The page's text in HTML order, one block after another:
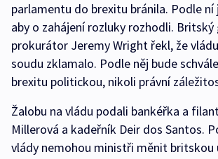
parlamentu do brexitu bránila. Podle ní
aby o zahájení rozluky rozhodli. Britský
prokurátor Jeremy Wright řekl, že
soudu zklamalo. Podle něj bude
brexitu politickou, nikoli právní
Žalobu na vládu podali bankéřka a
Millerová a kadeřník Deir dos Santos.
vlády nemohou ministři měnit britskou